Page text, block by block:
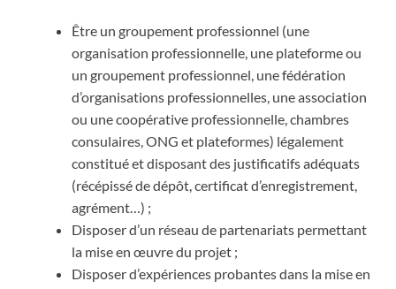
Être un groupement professionnel (une
organisation professionnelle, une plateforme ou
un groupement professionnel, une fédération
d’organisations professionnelles, une association
ou une coopérative professionnelle, chambres
consulaires, ONG et plateformes) légalement
constitué et disposant des justificatifs adéquats
(récépissé de dépôt, certificat d’enregistrement,
agrément…) ;
Disposer d’un réseau de partenariats permettant
la mise en œuvre du projet ;
Disposer d’expériences probantes dans la mise en